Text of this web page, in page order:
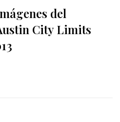
del
City Limits